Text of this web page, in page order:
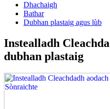
Dhachaigh
Bathar
Dubhan plastaig agus lùb
Instealladh
dubhan plastaig